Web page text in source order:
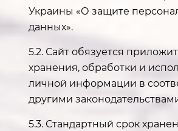
Украины «О защите
данных».
5.2. Сайт обязуется
хранения, обработки и
личной информации в
другими
5.3. Стандартный срок